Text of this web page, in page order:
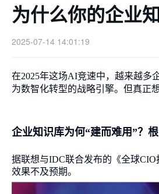
为什么你的企业
2025-07-14 14:01:19
在2025年这场AI竞速中，越来越多
为数智化转型的战略引擎。但真
企业知识库为何“建而难用”？
据联想与IDC联合发布的《全球
效果不及预期。